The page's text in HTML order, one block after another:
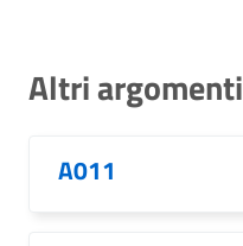
Altri argomenti
A011